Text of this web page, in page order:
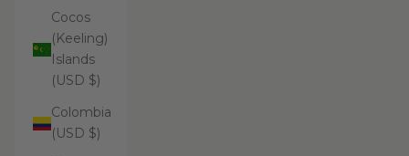
Cocos
(Keeling)
Islands
(USD $)
Colombia
(USD $)